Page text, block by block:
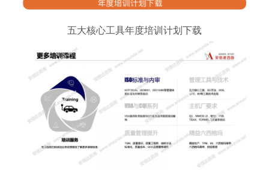
五大核心工具年度培训计划下载